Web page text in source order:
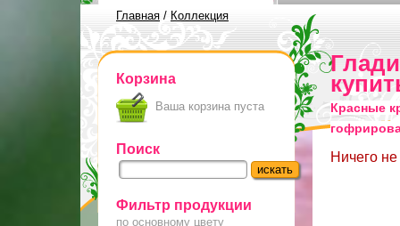
Главная / Коллекция
Корзина
Ваша корзина пуста
Поиск
Фильтр продукции
по основному цвету
Красные
Ничего